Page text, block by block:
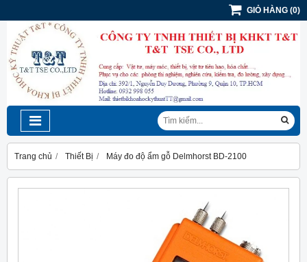
GIỎ HÀNG (0)
Trang chủ Thiết Bị Máy đo độ ẩm gỗ Delmhorst BD-2100